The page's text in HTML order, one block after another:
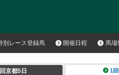
別レース登録馬 開催日程 馬場
京都5日 1